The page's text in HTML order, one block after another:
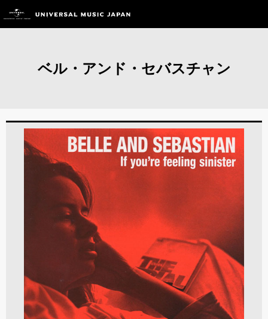
ベル・アンド・セバスチャン